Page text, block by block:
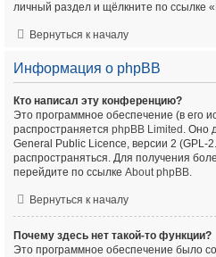
личный раздел и щёлкните по ссылке
Вернуться к началу
Информация о phpBB
Кто написал эту конференцию?
Это программное обеспечение (в его
распространяется phpBB Limited . Оно
General Public Licence, версии 2 (GPL-
распространяться. Для получения
перейдите по ссылке About phpBB.
Вернуться к началу
Почему здесь нет такой-то функции?
Это программное обеспечение было